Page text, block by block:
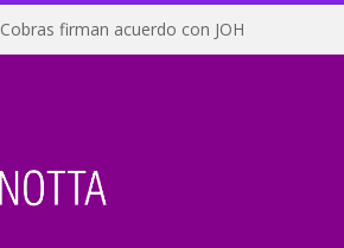
Cobras firman acuerdo con JOH